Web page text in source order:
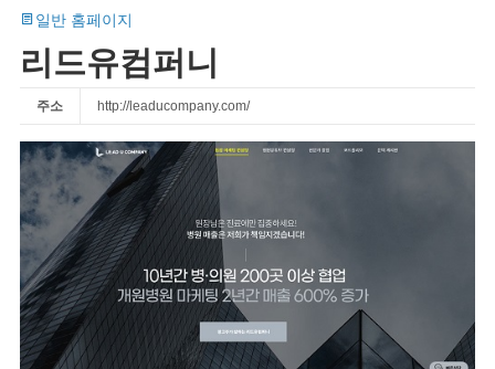
일반 홈페이지
리드유컴퍼니
주소 http://leaducompany.com/